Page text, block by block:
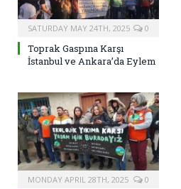
SATURDAY MAY 24TH, 2025 0
Toprak Gaspına Karşı
İstanbul ve Ankara’da Eylem
MONDAY APRIL 28TH, 2025 0